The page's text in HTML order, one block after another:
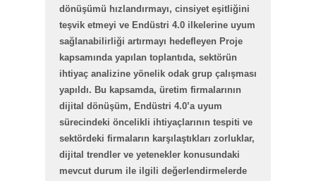
dönüşümü hızlandırmayı, cinsiyet eşitliğini
teşvik etmeyi ve Endüstri 4.0 ilkelerine uyum
sağlanabilirliği artırmayı hedefleyen Proje
kapsamında yapılan toplantıda, sektörün
ihtiyaç analizine yönelik odak grup çalışması
yapıldı. Bu kapsamda, üretim firmalarının
dijital dönüşüm, Endüstri 4.0’a uyum
sürecindeki öncelikli ihtiyaçlarının tespiti ve
sektördeki firmaların karşılaştıkları zorluklar,
dijital trendler ve yetenekler konusundaki
mevcut durum ile ilgili değerlendirmelerde